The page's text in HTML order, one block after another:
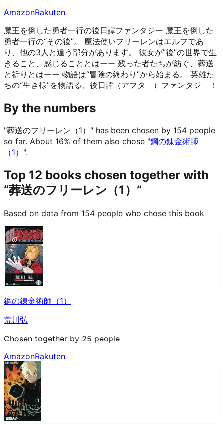
AmazonRakuten
魔王を倒した勇者一行の後日譚ファンタジー 魔王を倒した
勇者一行の“その後”。 魔法使いフリーレンはエルフであ
り、他の3人と違う部分があります。 彼女が”後”の世界で生
きること、感じることとはーー 残った者たちが紡ぐ、葬送
と祈りとはーー 物語は“冒険の終わり”から始まる。 英雄た
ちの“生き様”を物語る、後日譚（アフター）ファンタジー！
By the numbers
"葬送のフリーレン（1）" has been chosen by 154 people
so far. About 16% of them also chose "鋼の錬金術師
（1） ".
Top 12 books chosen together with
“葬送のフリーレン（1）”
Based on data from 154 people who chose this book
鋼の錬金術師（1）
荒川弘
Chosen together by 25 people
AmazonRakuten